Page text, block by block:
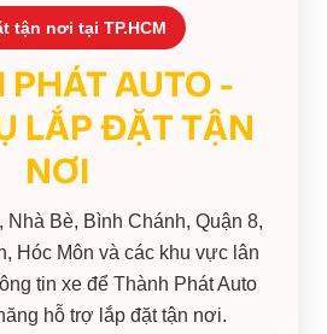
tận nơi tại TP.HCM
AUTO -
LẮP ĐẶT TẬN
NƠI
Nhà Bè, Bình Chánh, Quận 8,
Hóc Môn và các khu vực lân
tin xe để Thành Phát Auto
hỗ trợ lắp đặt tận nơi.